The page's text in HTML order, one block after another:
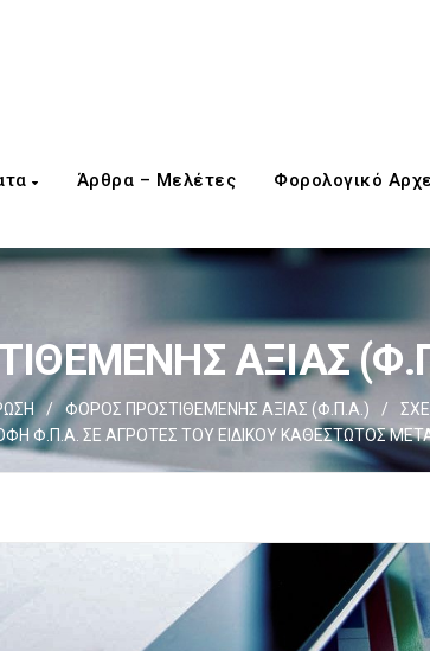
Άρθρα – Μελέτες Φορολογικό
ΑΞΙΑΣ
/ ΦΟΡΟΣ ΠΡΟΣΤΙΘΕΜΕΝΗΣ ΑΞΙΑΣ (Φ.Π.Α.) /
Φ.Π.Α. ΣΕ ΑΓΡΟΤΕΣ ΤΟΥ ΕΙΔΙΚΟΥ ΚΑΘΕΣΤΩΤΟΣ